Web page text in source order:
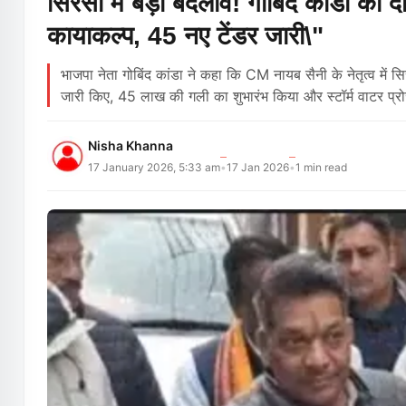
कायाकल्प, 45 नए टेंडर जारी\"
भाजपा नेता गोबिंद कांडा ने कहा कि CM नायब सैनी के नेतृत्व में
जारी किए, 45 लाख की गली का शुभारंभ किया और स्टॉर्म वाटर
Nisha Khanna
17 January 2026, 5:33 am•17 Jan 2026•1 min read